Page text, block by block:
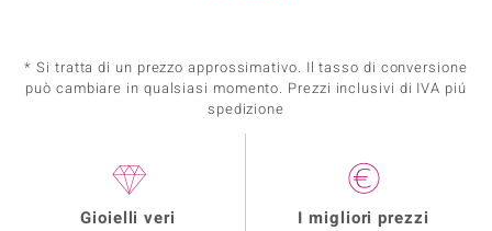
* Si tratta di un prezzo approssimativo. Il tasso di conversione
può cambiare in qualsiasi momento. Prezzi inclusivi di IVA piú
spedizione
Gioielli veri I migliori prezzi